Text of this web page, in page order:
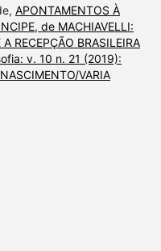
APONTAMENTOS À
de MACHIAVELLI:
RECEPÇÃO BRASILEIRA
v. 10 n. 21 (2019):
VARIA